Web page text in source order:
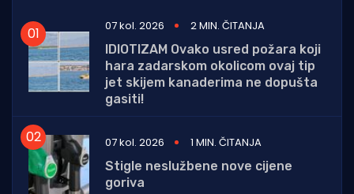
07 kol. 2026
2 MIN. ČITANJA
IDIOTIZAM Ovako usred požara koji
hara zadarskom okolicom ovaj tip
jet skijem kanaderima ne dopušta
gasiti!
07 kol. 2026
1 MIN. ČITANJA
Stigle neslužbene nove cijene
goriva